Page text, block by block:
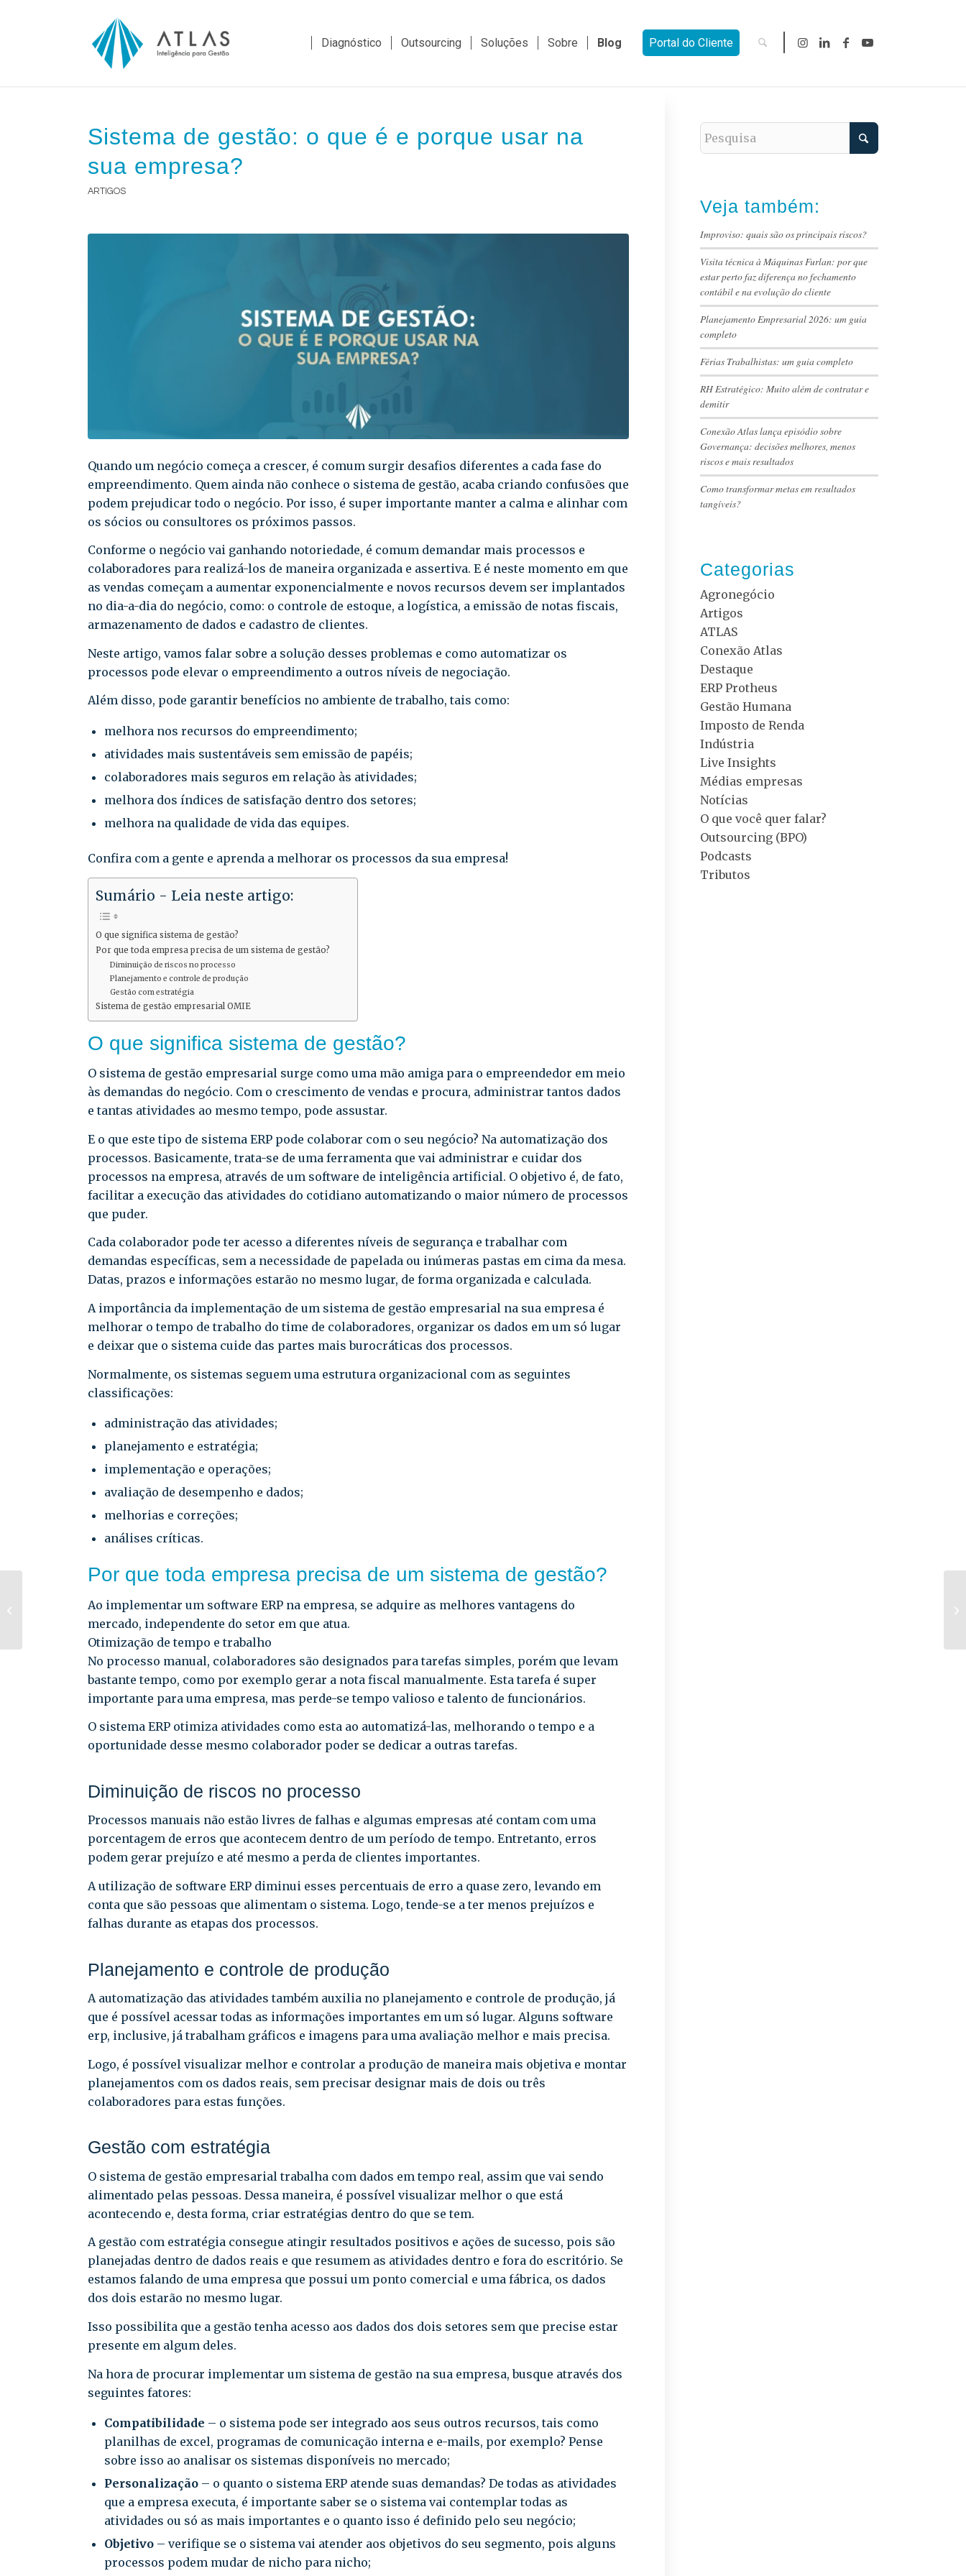
Diagnóstico Outsourcing Soluções Sobre Blog Portal do Cliente
Sistema de gestão: o que é e porque usar na
sua empresa?
ARTIGOS
Quando um negócio começa a crescer, é comum surgir desafios diferentes a cada fase do
empreendimento. Quem ainda não conhece o sistema de gestão, acaba criando confusões que
podem prejudicar todo o negócio. Por isso, é super importante manter a calma e alinhar com
os sócios ou consultores os próximos passos.
Conforme o negócio vai ganhando notoriedade, é comum demandar mais processos e
colaboradores para realizá-los de maneira organizada e assertiva. E é neste momento em que
as vendas começam a aumentar exponencialmente e novos recursos devem ser implantados
no dia-a-dia do negócio, como: o controle de estoque, a logística, a emissão de notas fiscais,
armazenamento de dados e cadastro de clientes.
Neste artigo, vamos falar sobre a solução desses problemas e como automatizar os
processos pode elevar o empreendimento a outros níveis de negociação.
Além disso, pode garantir benefícios no ambiente de trabalho, tais como:
melhora nos recursos do empreendimento;
atividades mais sustentáveis sem emissão de papéis;
colaboradores mais seguros em relação às atividades;
melhora dos índices de satisfação dentro dos setores;
melhora na qualidade de vida das equipes.
Confira com a gente e aprenda a melhorar os processos da sua empresa!
Sumário - Leia neste artigo:
O que significa sistema de gestão?
Por que toda empresa precisa de um sistema de gestão?
Diminuição de riscos no processo
Planejamento e controle de produção
Gestão com estratégia
Sistema de gestão empresarial OMIE
O que significa sistema de gestão?
O sistema de gestão empresarial surge como uma mão amiga para o empreendedor em meio
às demandas do negócio. Com o crescimento de vendas e procura, administrar tantos dados
e tantas atividades ao mesmo tempo, pode assustar.
E o que este tipo de sistema ERP pode colaborar com o seu negócio? Na automatização dos
processos. Basicamente, trata-se de uma ferramenta que vai administrar e cuidar dos
processos na empresa, através de um software de inteligência artificial. O objetivo é, de fato,
facilitar a execução das atividades do cotidiano automatizando o maior número de processos
que puder.
Cada colaborador pode ter acesso a diferentes níveis de segurança e trabalhar com
demandas específicas, sem a necessidade de papelada ou inúmeras pastas em cima da mesa.
Datas, prazos e informações estarão no mesmo lugar, de forma organizada e calculada.
A importância da implementação de um sistema de gestão empresarial na sua empresa é
melhorar o tempo de trabalho do time de colaboradores, organizar os dados em um só lugar
e deixar que o sistema cuide das partes mais burocráticas dos processos.
Normalmente, os sistemas seguem uma estrutura organizacional com as seguintes
classificações:
administração das atividades;
planejamento e estratégia;
implementação e operações;
avaliação de desempenho e dados;
melhorias e correções;
análises críticas.
Por que toda empresa precisa de um sistema de gestão?
Ao implementar um software ERP na empresa, se adquire as melhores vantagens do
mercado, independente do setor em que atua.
Otimização de tempo e trabalho
No processo manual, colaboradores são designados para tarefas simples, porém que levam
bastante tempo, como por exemplo gerar a nota fiscal manualmente. Esta tarefa é super
importante para uma empresa, mas perde-se tempo valioso e talento de funcionários.
O sistema ERP otimiza atividades como esta ao automatizá-las, melhorando o tempo e a
oportunidade desse mesmo colaborador poder se dedicar a outras tarefas.
Diminuição de riscos no processo
Processos manuais não estão livres de falhas e algumas empresas até contam com uma
porcentagem de erros que acontecem dentro de um período de tempo. Entretanto, erros
podem gerar prejuízo e até mesmo a perda de clientes importantes.
A utilização de software ERP diminui esses percentuais de erro a quase zero, levando em
conta que são pessoas que alimentam o sistema. Logo, tende-se a ter menos prejuízos e
falhas durante as etapas dos processos.
Planejamento e controle de produção
A automatização das atividades também auxilia no planejamento e controle de produção, já
que é possível acessar todas as informações importantes em um só lugar. Alguns software
erp, inclusive, já trabalham gráficos e imagens para uma avaliação melhor e mais precisa.
Logo, é possível visualizar melhor e controlar a produção de maneira mais objetiva e montar
planejamentos com os dados reais, sem precisar designar mais de dois ou três
colaboradores para estas funções.
Gestão com estratégia
O sistema de gestão empresarial trabalha com dados em tempo real, assim que vai sendo
alimentado pelas pessoas. Dessa maneira, é possível visualizar melhor o que está
acontecendo e, desta forma, criar estratégias dentro do que se tem.
A gestão com estratégia consegue atingir resultados positivos e ações de sucesso, pois são
planejadas dentro de dados reais e que resumem as atividades dentro e fora do escritório. Se
estamos falando de uma empresa que possui um ponto comercial e uma fábrica, os dados
dos dois estarão no mesmo lugar.
Isso possibilita que a gestão tenha acesso aos dados dos dois setores sem que precise estar
presente em algum deles.
Na hora de procurar implementar um sistema de gestão na sua empresa, busque através dos
seguintes fatores:
Compatibilidade – o sistema pode ser integrado aos seus outros recursos, tais como
planilhas de excel, programas de comunicação interna e e-mails, por exemplo? Pense
sobre isso ao analisar os sistemas disponíveis no mercado;
Personalização – o quanto o sistema ERP atende suas demandas? De todas as atividades
que a empresa executa, é importante saber se o sistema vai contemplar todas as
atividades ou só as mais importantes e o quanto isso é definido pelo seu negócio;
Objetivo – verifique se o sistema vai atender aos objetivos do seu segmento, pois alguns
processos podem mudar de nicho para nicho;
Veja também:
Improviso: quais são os principais riscos?
Visita técnica à Máquinas Furlan: por que
estar perto faz diferença no fechamento
contábil e na evolução do cliente
Planejamento Empresarial 2026: um guia
completo
Férias Trabalhistas: um guia completo
RH Estratégico: Muito além de contratar e
demitir
Conexão Atlas lança episódio sobre
Governança: decisões melhores, menos
riscos e mais resultados
Como transformar metas em resultados
tangíveis?
Categorias
Agronegócio
Artigos
ATLAS
Conexão Atlas
Destaque
ERP Protheus
Gestão Humana
Imposto de Renda
Indústria
Live Insights
Médias empresas
Notícias
O que você quer falar?
Outsourcing (BPO)
Podcasts
Tributos
Vantagens da
automatização da